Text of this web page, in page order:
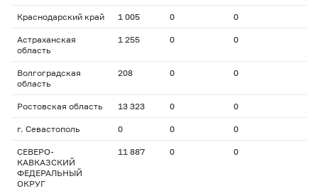
Краснодарский край 1 005 0 0
Астраханская
область
1 255 0 0
Волгоградская
область
208 0 0
Ростовская область 13 323 0 0
г. Севастополь 0 0 0
СЕВЕРО-
КАВКАЗСКИЙ
ФЕДЕРАЛЬНЫЙ
ОКРУГ
11 887 0 0